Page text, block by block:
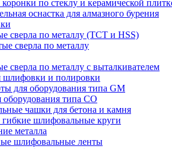
по стеклу и керамической
оснастка для алмазного бурения
сверла по металлу (TCT и HSS)
сверла по металлу
сверла по металлу c выталкивателем
шлифовки и полировки
для оборудования типа GM
оборудования типа СО
чашки для бетона и камня
шлифовальные круги
металла
шлифовальные ленты